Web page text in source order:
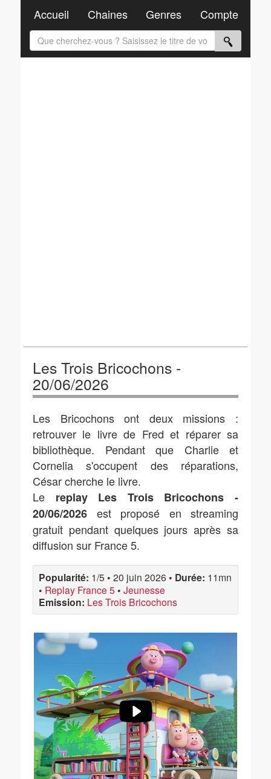
Les Trois Bricochons -
20/06/2026
Les Bricochons ont deux missions :
retrouver le livre de Fred et réparer sa
bibliothèque. Pendant que Charlie et
Cornelia s'occupent des réparations,
César cherche le livre.
Le replay Les Trois Bricochons -
20/06/2026 est proposé en streaming
gratuit pendant quelques jours après sa
diffusion sur France 5.
Popularité: 1/5 • 20 juin 2026 • Durée: 11mn
• Replay France 5 • Jeunesse
Emission: Les Trois Bricochons
Accueil Chaines Genres Compte